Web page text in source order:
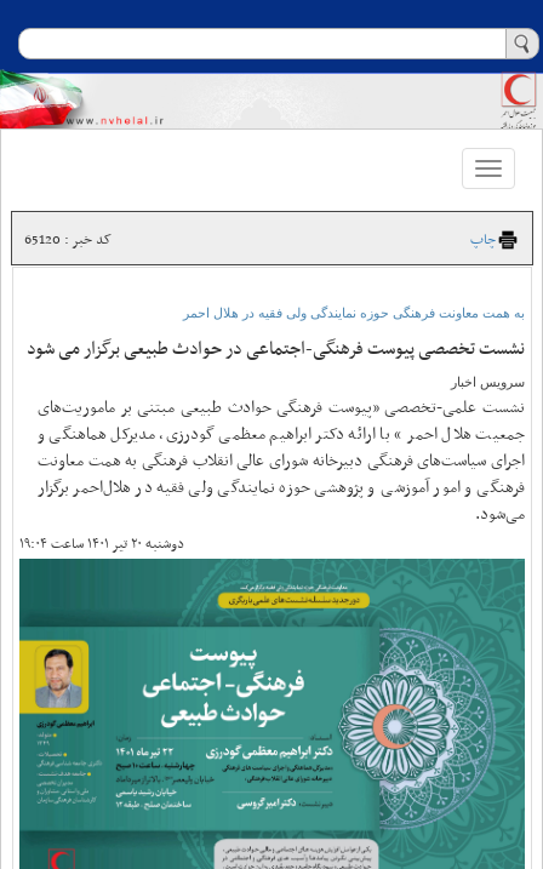
Toggle
navigation
چاپ کد خبر : 65120
به همت معاونت فرهنگی حوزه نمایندگی ولی فقیه در هلال احمر
نشست تخصصی پیوست فرهنگی-اجتماعی در حوادث طبیعی برگزار می شود
سرویس اخبار
نشست علمی-تخصصی «پیوست فرهنگی حوادث طبیعی مبتنی بر ماموریت‌های
جمعیت هلال احمر » با ارائه دکتر ابراهیم معظمی گودرزی، مدیرکل هماهنگی و
اجرای سیاست‌های فرهنگی دبیرخانه شورای عالی انقلاب فرهنگی به همت معاونت
فرهنگی و امور آموزشی و پژوهشی حوزه نمایندگی ولی فقیه در هلال‌احمر برگزار
می‌شود.
دوشنبه ۲۰ تیر ۱۴۰۱ ساعت ۱۹:۰۴